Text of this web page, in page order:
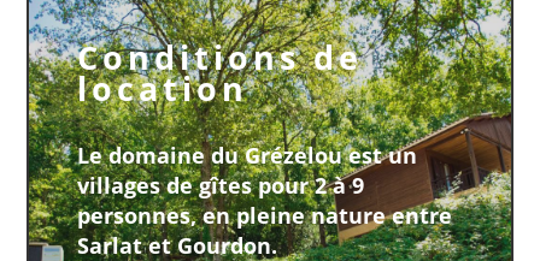
Conditions de
location
Le domaine du Grézelou est un
villages de gîtes pour 2 à 9
personnes, en pleine nature entre
Sarlat et Gourdon.